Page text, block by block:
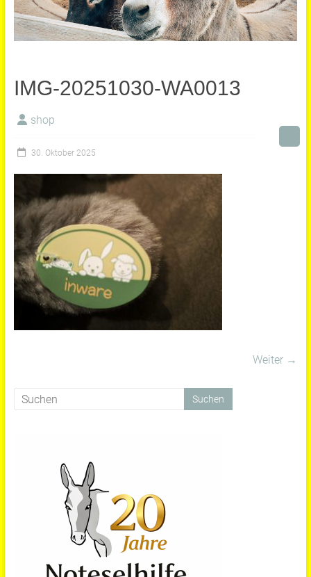
IMG-20251030-WA0013
shop
30. Oktober 2025
Weiter →